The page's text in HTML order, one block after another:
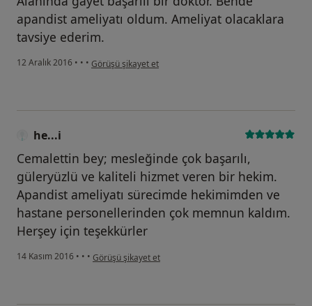
apandist ameliyatı oldum. Ameliyat olacaklara
tavsiye ederim.
12 Aralık 2016 • • • kullanıcının görüşüne göre he...i
Görüşü şikayet et
he...i
Cemalettin bey; mesleğinde çok başarılı,
güleryüzlü ve kaliteli hizmet veren bir hekim.
Apandist ameliyatı sürecimde hekimimden ve
hastane personellerinden çok memnun kaldım.
Herşey için teşekkürler
14 Kasım 2016 • • • kullanıcının görüşüne göre he...i
Görüşü şikayet et